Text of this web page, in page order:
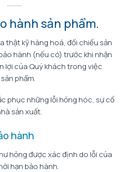
hành sản phẩm.
thật kỹ hàng hoá, đối chiếu sản
hành (nếu có) trước khi nhận
lợi của Quý khách trong việc
phẩm.
phục những lỗi hỏng hóc, sự cố
sản xuất.
hành
hỏng được xác định do lỗi của
hạn bảo hành.